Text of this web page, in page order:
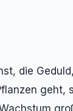
die
geht,